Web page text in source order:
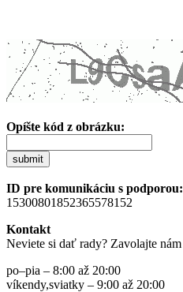
Opíšte kód z obrázku:
submit
ID pre komunikáciu s podporou:
15300801852365578152
Kontakt
Neviete si dať rady? Zavolajte nám
po–pia – 8:00 až 20:00
víkendy,sviatky – 9:00 až 20:00